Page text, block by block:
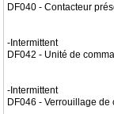
DF040 - Contacteur
-Intermittent
DF042 - Unité de
-Intermittent
DF046 - Verrouillage